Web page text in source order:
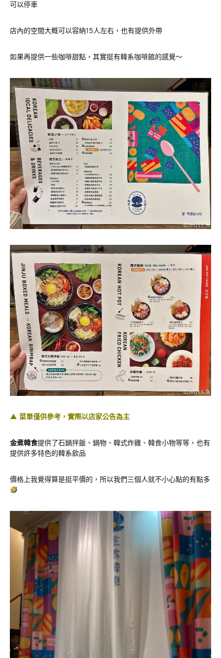
可以停車
店內的空間大概可以容納15人左右，也有提供外帶
如果再提供一些咖啡甜點，其實挺有韓系咖啡館的感覺～
▲ 菜單僅供參考，實際以店家公告為主
金煮韓食提供了石鍋拌飯、鍋物、韓式炸雞、韓食小物等等，也有
提供許多特色的韓系飲品
價格上我覺得算是挺平價的，所以我們三個人就不小心點的有點多